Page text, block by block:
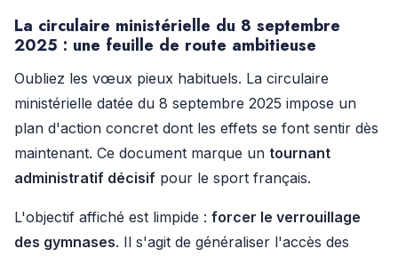
La circulaire ministérielle du 8 septembre
2025 : une feuille de route ambitieuse
Oubliez les vœux pieux habituels. La circulaire
ministérielle datée du 8 septembre 2025 impose un
plan d'action concret dont les effets se font sentir dès
maintenant. Ce document marque un tournant
administratif décisif pour le sport français.
L'objectif affiché est limpide : forcer le verrouillage
des gymnases. Il s'agit de généraliser l'accès des